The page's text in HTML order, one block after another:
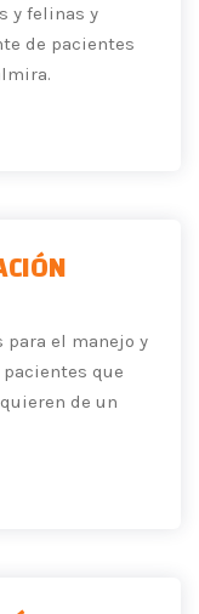
y felinas y
de pacientes
para el manejo y
que
de un